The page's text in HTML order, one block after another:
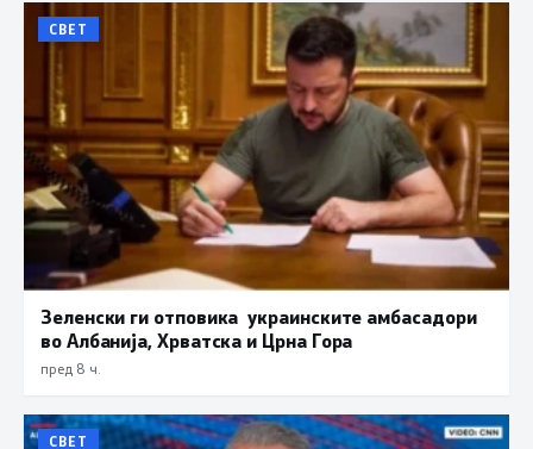
СВЕТ
Зеленски ги отповика украинските амбасадори
во Албанија, Хрватска и Црна Гора
пред 8 ч.
СВЕТ